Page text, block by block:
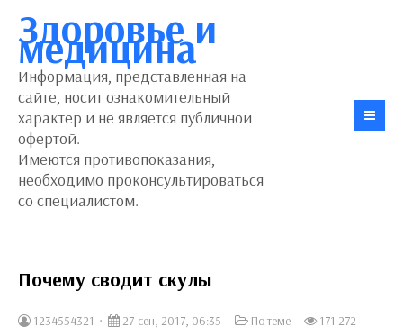
Здоровье и
медицина
Информация, представленная на
сайте, носит ознакомительный
характер и не является публичной
офертой.
Имеются противопоказания,
необходимо проконсультироваться
со специалистом.
Почему сводит скулы
1234554321 27-сен, 2017, 06:35 По теме
171 272